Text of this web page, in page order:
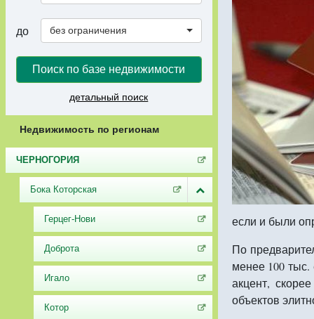
до без ограничения
Поиск по базе недвижимости
детальный поиск
Недвижимость по регионам
ЧЕРНОГОРИЯ
Бока Которская
Герцег-Нови
Доброта
Игало
Котор
если и были
По
менее 100
акцент,
объектов